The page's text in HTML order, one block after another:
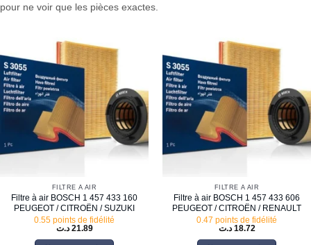
pour ne voir que les pièces exactes.
FILTRE À AIR
Filtre à air BOSCH 1 457 433 160
PEUGEOT / CITROËN / SUZUKI
0.55 points de fidélité
21.89 د.ت
FILTRE À AIR
Filtre à air BOSCH 1 457 433 606
PEUGEOT / CITROËN / RENAULT
0.47 points de fidélité
18.72 د.ت